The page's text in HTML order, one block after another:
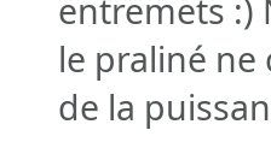
entremets :)
le praliné
de la